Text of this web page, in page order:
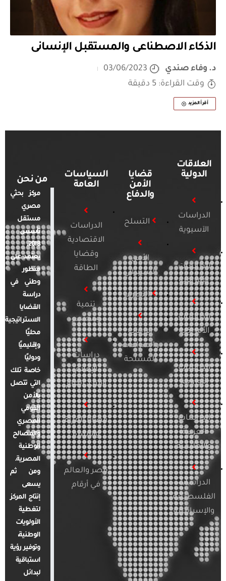
الذكاء الاصطناعى والمستقبل الإنسانى
د. وفاء صندي
03/06/2023
وقت القراءة: 5 دقيقة
أقرأ المزيد
العلاقات
الدولية
الدراسات
الآسيوية
الدراسات
الأفريقية
الدراسات
الأمريكية
الدراسات
الأوروبية
الدراسات
العربية
والإقليمية
الدراسات
الفلسطينية
والإسرائيلية
قضايا
الأمن
والدفاع
التسلح
الأمن
السيبراني
التطرف
الإرهاب
والصراعات
المسلحة
السياسات
العامة
الدراسات
الاقتصادية
وقضايا
الطاقة
تنمية
ومجتمع
دراسات
الإعلام
والرأي العام
قضايا المرأة
والأسرة
مصر والعالم
في أرقام
من نحن
مركز بحثي
مصري
مستقل
تأسس
2018.
يعتمد على
منظور
وطني في
دراسة
القضايا
الاستراتيجية
محليًا
وإقليميًا
ودوليًا
خاصة تلك
التي تتصل
بالأمن
القومي
المصري
والمصالح
الوطنية
المصرية.
ومن ثم
يسعى
إنتاج المركز
لتغطية
الأولويات
الوطنية،
وتوفير رؤية
استباقية
لبدائل